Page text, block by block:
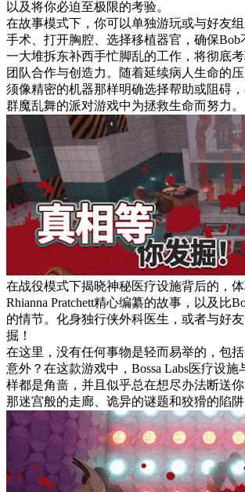
以及将你必迫至极限的考验。
在故事模式下，你可以单独游玩或与好友
手术、打开胸腔、选择移植器官，确保
一大堆拆东补西手忙脚乱的工作，将彻底考
团队合作与创造力。随着延续病人生命的
须像精密的机器那样明确选择帮助或阻碍
群魔乱舞的派对游戏中为拯救生命而努力。
在战役模式下揭晓神秘医疗设施背后的，
Rhianna Pratchett精心编纂的故事，以及比
的情节。化身独行侠外科医生，或者与好
掘！
在这里，没有任何事物是轻而易举的，包
意外？在这款游戏中，Bossa Labs医疗设施
样都是角啬，并且似乎总在想尽办法断送
那迷宫般的走廊、诡异的谜题和狡猾的陷阱